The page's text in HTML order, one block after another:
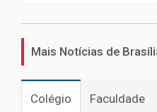
Mais Notícias de
Colégio Faculdade